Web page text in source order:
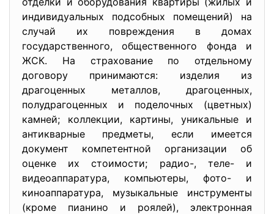
индивидуальных подсобных помещений) на
случай их повреждения в домах
государственного, общественного фонда и
ЖСК. На страхование по отдельному
договору принимаются: изделия из
драгоценных металлов, драгоценных,
полудрагоценных и поделочных (цветных)
камней; коллекции, картины, уникальные и
антикварные предметы, если имеется
документ компетентной организации об
оценке их стоимости; радио-, теле- и
видеоаппаратура, компьютеры, фото- и
киноаппаратура, музыкальные инструменты
(кроме пианино и роялей), электронная